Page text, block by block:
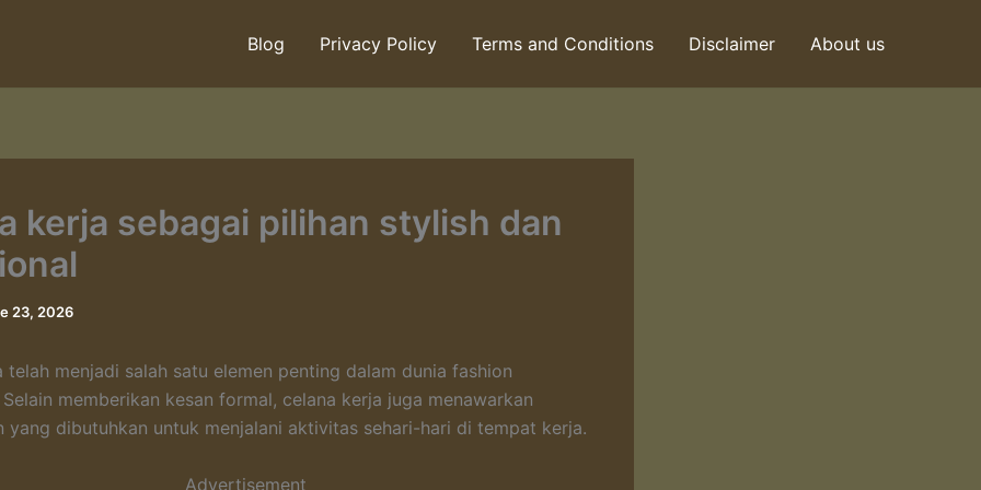
Blog Privacy Policy Terms and Conditions Disclaimer About us
kerja sebagai pilihan stylish dan
23, 2026
telah menjadi salah satu elemen penting dalam dunia fashion
memberikan kesan formal, celana kerja juga menawarkan
yang dibutuhkan untuk menjalani aktivitas sehari-hari di tempat kerja.
Advertisement